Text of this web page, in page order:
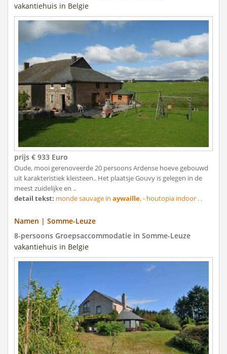
vakantiehuis in Belgie
prijs € 933 Euro
Oude, mooi gerenoveerde 20 persoons Ardense hoeve gebouwd
uit karakteristiek kleisteen.. Het plaatsje Gouvy is gelegen in de
meest zuidelijke en ..
detail tekst: monde sauvage in aywaille, - houtopia indoor . .
Namen | Somme-Leuze
8-persoons Groepsaccommodatie in Somme-Leuze
vakantiehuis in Belgie